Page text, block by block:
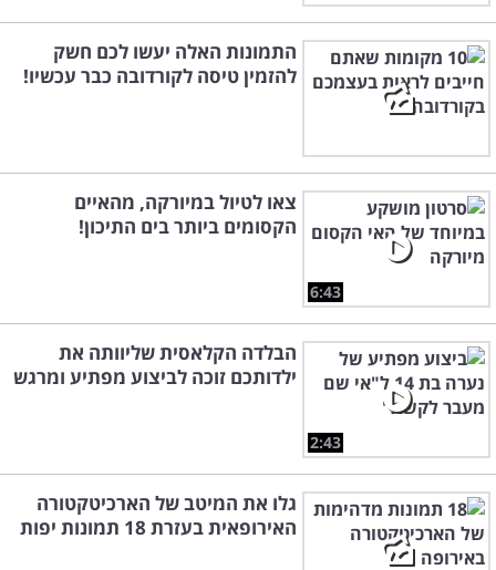
התמונות האלה יעשו לכם חשק
להזמין טיסה לקורדובה כבר עכשיו!
6:43
צאו לטיול במיורקה, מהאיים
הקסומים ביותר בים התיכון!
2:43
הבלדה הקלאסית שליוותה את
ילדותכם זוכה לביצוע מפתיע ומרגש
גלו את המיטב של הארכיטקטורה
האירופאית בעזרת 18 תמונות יפות